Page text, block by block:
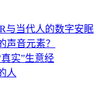
与当代人的数字安眠
声音元素？
实”生意经
人